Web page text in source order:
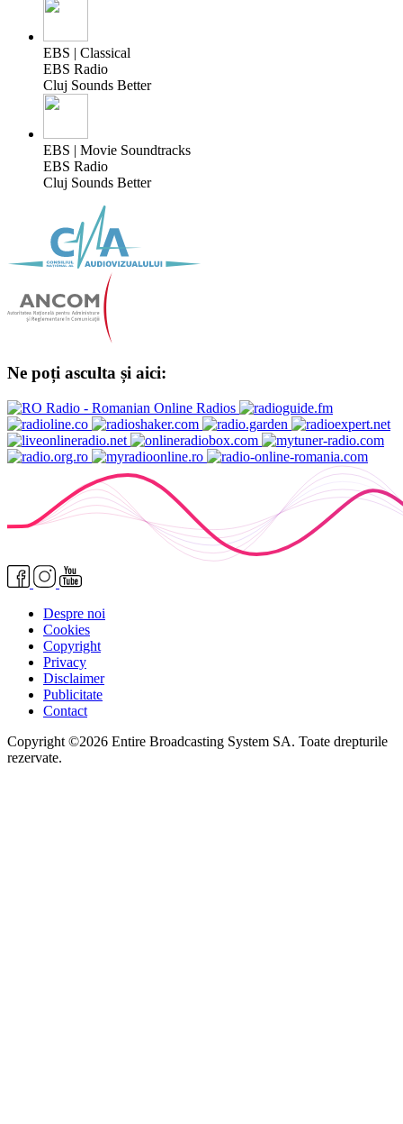
EBS | Classical
EBS Radio
Cluj Sounds Better
EBS | Movie Soundtracks
EBS Radio
Cluj Sounds Better
Ne poți asculta și aici:
Despre noi
Cookies
Copyright
Privacy
Disclaimer
Publicitate
Contact
Copyright ©2026 Entire Broadcasting System SA. Toate drepturile
rezervate.